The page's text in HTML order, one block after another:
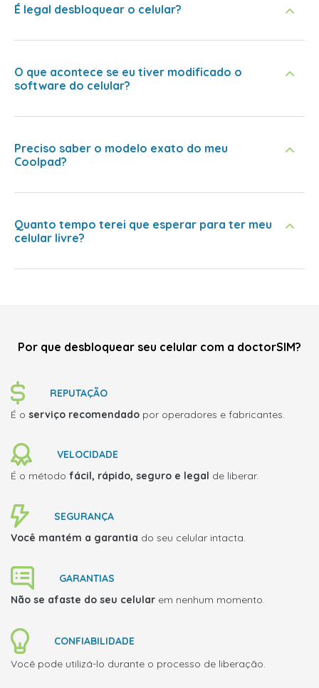
É legal desbloquear o celular?
O que acontece se eu tiver modificado o
software do celular?
Preciso saber o modelo exato do meu
Coolpad?
Quanto tempo terei que esperar para ter meu
celular livre?
Por que desbloquear seu celular com a doctorSIM?
REPUTAÇÃO
É o serviço recomendado por operadores e fabricantes.
VELOCIDADE
É o método fácil, rápido, seguro e legal de liberar.
SEGURANÇA
Você mantém a garantia do seu celular intacta.
GARANTIAS
Não se afaste do seu celular em nenhum momento.
CONFIABILIDADE
Você pode utilizá-lo durante o processo de liberação.